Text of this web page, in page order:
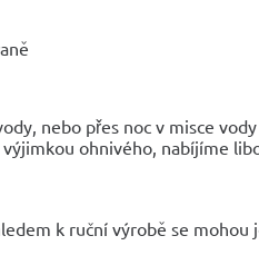
nebo přes noc v misce
ohnivého, nabíjíme
k ruční výrobě se